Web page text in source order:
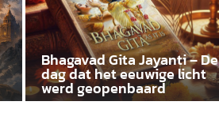
Bhagavad Gita Jayanti – De
dag dat het eeuwige licht
werd geopenbaard